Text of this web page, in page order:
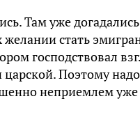
Там уже
желании стать
господствовал
Поэтому
неприемлем уже